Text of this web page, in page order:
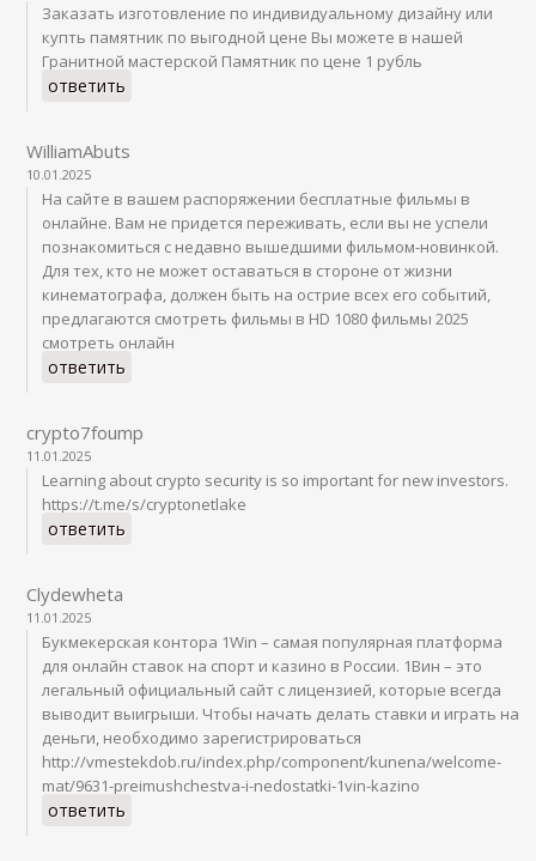
Заказать изготовление по индивидуальному дизайну или
купть памятник по выгодной цене Вы можете в нашей
Гранитной мастерской Памятник по цене 1 рубль
ответить
WilliamAbuts
10.01.2025
На сайте в вашем распоряжении бесплатные фильмы в
онлайне. Вам не придется переживать, если вы не успели
познакомиться с недавно вышедшими фильмом-новинкой.
Для тех, кто не может оставаться в стороне от жизни
кинематографа, должен быть на острие всех его событий,
предлагаются смотреть фильмы в HD 1080 фильмы 2025
смотреть онлайн
ответить
crypto7foump
11.01.2025
Learning about crypto security is so important for new investors.
https://t.me/s/cryptonetlake
ответить
Clydewheta
11.01.2025
Букмекерская контора 1Win – самая популярная платформа
для онлайн ставок на спорт и казино в России. 1Вин – это
легальный официальный сайт с лицензией, которые всегда
выводит выигрыши. Чтобы начать делать ставки и играть на
деньги, необходимо зарегистрироваться
http://vmestekdob.ru/index.php/component/kunena/welcome-
mat/9631-preimushchestva-i-nedostatki-1vin-kazino
ответить